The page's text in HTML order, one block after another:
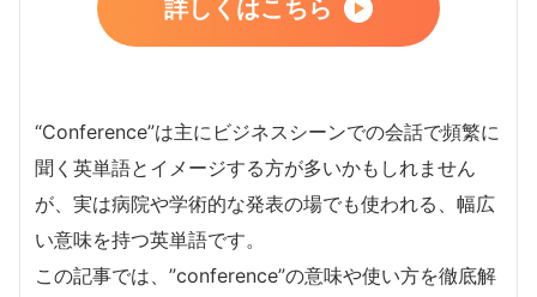
詳しくはこちら
“Conference”は主にビジネスシーンでの会話で頻繁に
聞く英単語とイメージする方が多いかもしれません
が、実は病院や学術的な発表の場でも使われる、幅広
い意味を持つ英単語です。
この記事では、”conference”の意味や使い方を徹底解